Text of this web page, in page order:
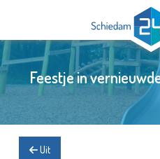
Feestje in
Uit